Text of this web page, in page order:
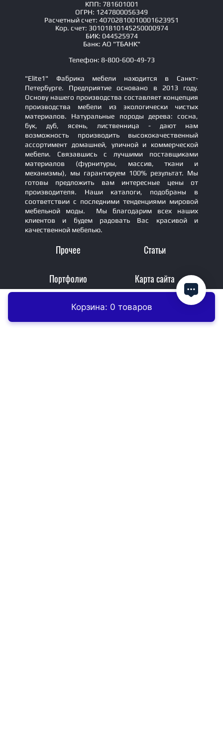
КПП: 781601001
ОГРН: 1247800056349
Расчетный счет: 40702810010001623951
Кор. счет: 30101810145250000974
БИК: 044525974
Банк: АО "ТБАНК"
Телефон: 8-800-600-49-73
"Elite1" Фабрика мебели находится в Санкт-
Петербурге. Предприятие основано в 2013 году.
Основу нашего производства составляет концепция
производства мебели из экологически чистых
материалов. Натуральные породы дерева: сосна,
бук, дуб, ясень, лиственница - дают нам
возможность производить высококачественный
ассортимент домашней, уличной и коммерческой
мебели. Связавшись с лучшими поставщиками
материалов (фурнитуры, массив, ткани и
механизмы), мы гарантируем 100% результат. Мы
готовы предложить вам интересные цены от
производителя. Наши каталоги, подобраны в
соответствии с последними тенденциями мировой
мебельной моды. Мы благодарим всех наших
клиентов и будем радовать Вас красивой и
качественной мебелью.
Прочее Статьи
Портфолио Карта сайта
Корзина: 0 товаров